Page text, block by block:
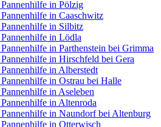
in Pölzig
in Caaschwitz
in Silbitz
in Lödla
in Parthenstein bei Grimma
in Hirschfeld bei Gera
in Alberstedt
in Ostrau bei Halle
in Aseleben
in Altenroda
in Naundorf bei Altenburg
in Otterwisch